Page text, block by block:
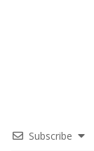
Subscribe